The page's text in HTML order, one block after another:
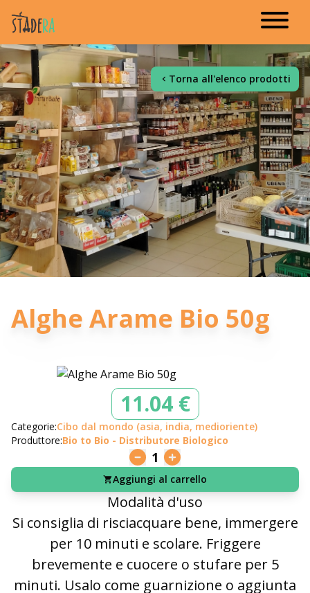
Torna all'elenco prodotti
Alghe Arame Bio 50g
11.04 €
Categorie:Cibo dal mondo (asia, india, medioriente)
Produttore:Bio to Bio - Distributore Biologico
1
Aggiungi al carrello
Modalità d'uso
Si consiglia di risciacquare bene, immergere
per 10 minuti e scolare. Friggere
brevemente e cuocere o stufare per 5
minuti. Usalo come guarnizione o aggiunta